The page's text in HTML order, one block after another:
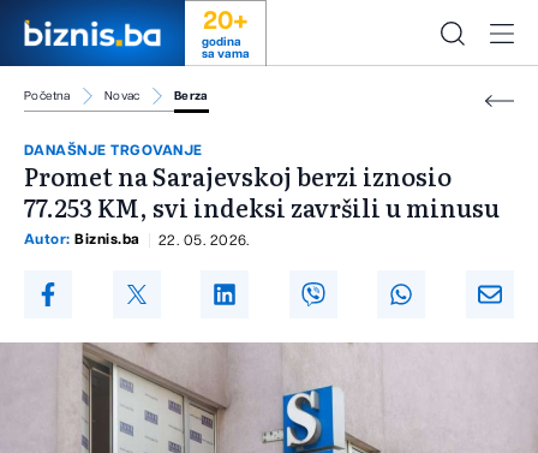
20+
godina
sa vama
Početna Novac Berza
DANAŠNJE TRGOVANJE
Promet na Sarajevskoj berzi iznosio
77.253 KM, svi indeksi završili u minusu
Autor: Biznis.ba 22. 05. 2026.